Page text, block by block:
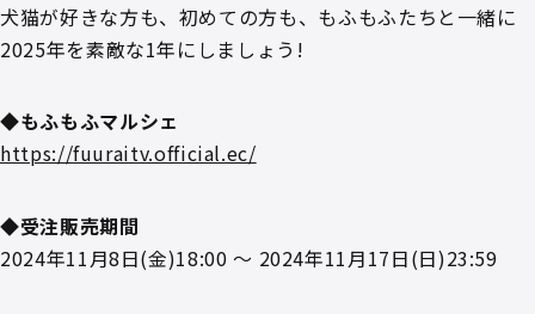
犬猫が好きな方も、初めての方も、もふもふたちと一緒に
2025年を素敵な1年にしましょう!
◆もふもふマルシェ
https://fuuraitv.official.ec/
◆受注販売期間
2024年11月8日(金)18:00 ～ 2024年11月17日(日)23:59